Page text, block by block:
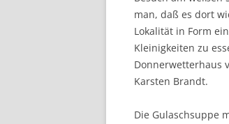
man, daß es dort
Lokalität in Form
Kleinigkeiten zu
Donnerwetterhaus
Karsten Brandt.
Die Gulaschsuppe